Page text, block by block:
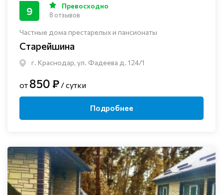
Частные дома престарелых и пансионаты
Старейшина
г. Краснодар, ул. Фадеева д. 124/1
9 Превосходно
8 отзывов
от 850 ₽ / сутки
Подробнее